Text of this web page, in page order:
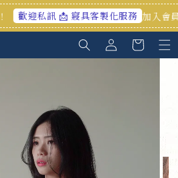
私訊 📩 寢具客製化服務 加入會員享首